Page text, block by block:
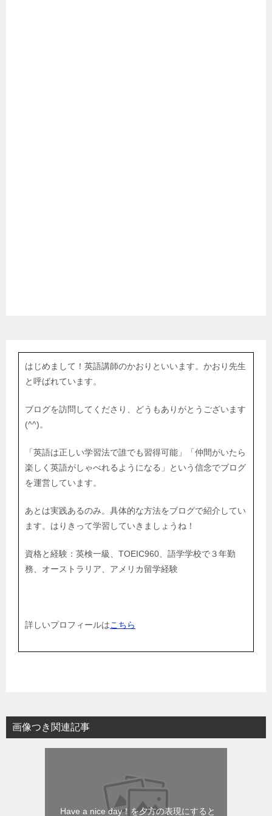
はじめまして！英語講師のかおりといいます。かおり先生
と呼ばれています。
ブログを訪問してくださり、どうもありがとうございます
(^^)。
「英語は正しい学習法で誰でも習得可能」「仲間がいたら
楽しく英語がしゃべれるようになる」という信念でブログ
を運営しています。
あとは実践あるのみ。具体的な方法をブログで紹介してい
ます。はりきって学習していきましょうね！
資格と経験：英検一級、TOEIC960、語学学校で３年勤
務、オーストラリア、アメリカ留学経験
詳しいプロフィールはこちら
画像つき関連記事
Have a nice day！を夕方の表現にすると